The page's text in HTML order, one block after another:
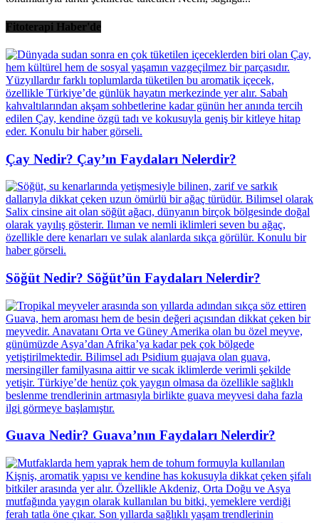
Fitoterapi Haber'de
Çay Nedir? Çay’ın Faydaları Nelerdir?
Söğüt Nedir? Söğüt’ün Faydaları Nelerdir?
Guava Nedir? Guava’nın Faydaları Nelerdir?